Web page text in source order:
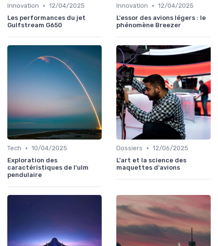
Innovation • 12/04/2025
Les performances du jet
Gulfstream G650
Innovation • 12/04/2025
L'essor des avions légers : le
phénomène Breezer
Tech • 10/04/2025
Exploration des
caractéristiques de l'ulm
pendulaire
Dossiers • 12/06/2025
L'art et la science des
maquettes d'avions